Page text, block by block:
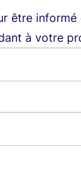
être informé
à votre